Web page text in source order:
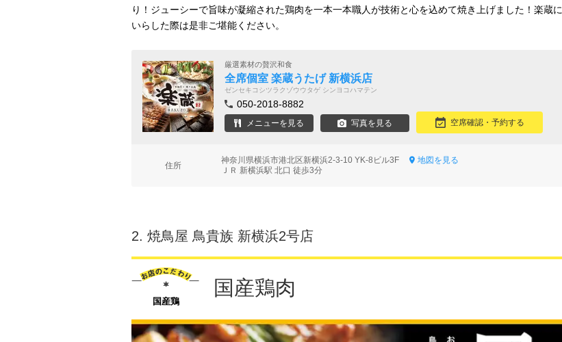
り！ジューシーで旨味が凝縮された鶏肉を一本一本職人が技術と心を込めて焼き上げました！楽蔵に
いらした際は是非ご堪能ください。
厳選素材の贅沢和食
全席個室 楽蔵うたげ 新横浜店
ゼンセキコシツラクゾウウタゲ シンヨコハマテン
050-2018-8882
メニューを見る 写真を見る 空席確認・予約する
住所
神奈川県横浜市港北区新横浜2-3-10 YK-8ビル3F
地図を見る
ＪＲ 新横浜駅 北口 徒歩3分
2. 焼鳥屋 鳥貴族 新横浜2号店
国産鶏
国産鶏肉